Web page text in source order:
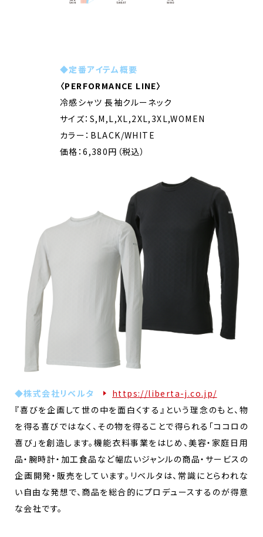
◆定番アイテム概要
〈PERFORMANCE LINE〉
冷感シャツ 長袖クルーネック
サイズ：S,M,L,XL,2XL,3XL,WOMEN
カラー：BLACK/WHITE
価格：6,380円（税込）
◆株式会社リベルタ
https://liberta-j.co.jp/
『喜びを企画して世の中を面白くする』という理念のもと、物
を得る喜びではなく、その物を得ることで得られる「ココロの
喜び」を創造します。機能衣料事業をはじめ、美容・家庭日用
品・腕時計・加工食品など幅広いジャンルの商品・サービスの
企画開発・販売をしています。リベルタは、常識にとらわれな
い自由な発想で、商品を総合的にプロデュースするのが得意
な会社です。